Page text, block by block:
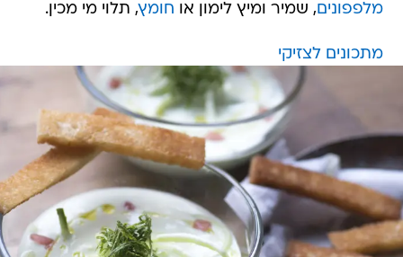
מלפפונים, שמיר ומיץ לימון או חומץ, תלוי מי מכין.
מתכונים לצזיקי